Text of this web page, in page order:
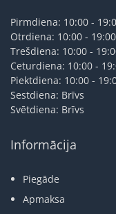
Pirmdiena: 10:00 -
Otrdiena: 10:00 - 19:00
Trešdiena: 10:00 -
Ceturdiena: 10:00 -
Piektdiena: 10:00 -
Sestdiena: Brīvs
Svētdiena: Brīvs
Informācija
Piegāde
Apmaksa